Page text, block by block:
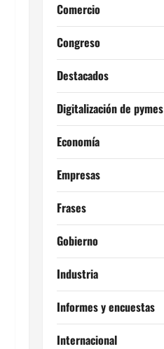
Comercio
Congreso
Destacados
Digitalización de pymes
Economía
Empresas
Frases
Gobierno
Industria
Informes y encuestas
Internacional